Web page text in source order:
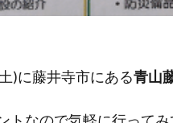
)に藤井寺市にある青山